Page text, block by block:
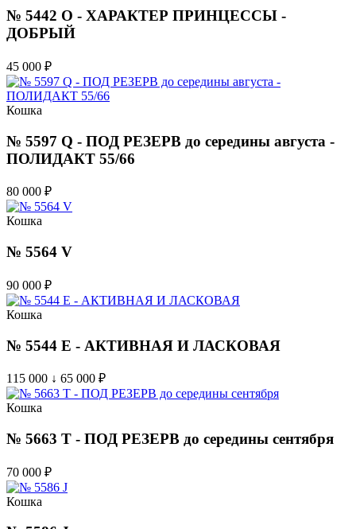
№ 5442 O - ХАРАКТЕР ПРИНЦЕССЫ -
ДОБРЫЙ
45 000 ₽
Кошка
№ 5597 Q - ПОД РЕЗЕРВ до середины августа -
ПОЛИДАКТ 55/66
80 000 ₽
Кошка
№ 5564 V
90 000 ₽
Кошка
№ 5544 E - АКТИВНАЯ И ЛАСКОВАЯ
115 000 ↓ 65 000 ₽
Кошка
№ 5663 T - ПОД РЕЗЕРВ до середины сентября
70 000 ₽
Кошка